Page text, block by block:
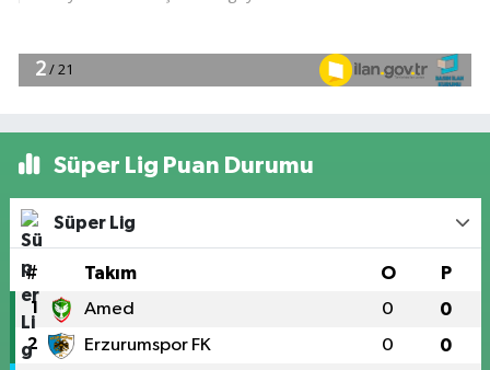
Süper Lig Puan Durumu
Süper Lig
# Takım O P
1 Amed 0 0
2 Erzurumspor FK 0 0